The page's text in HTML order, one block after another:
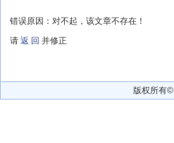
错误原因：对不起，该文章不存在！
请 返 回 并修正
版权所有©